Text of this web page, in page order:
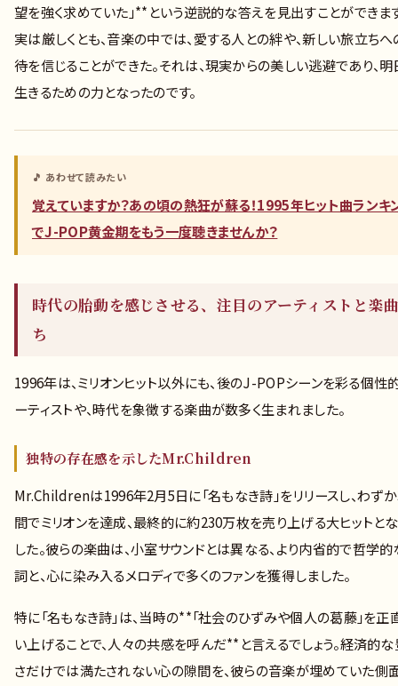
望を強く求めていた」**という逆説的な答えを見出すことができま
実は厳しくとも、音楽の中では、愛する人との絆や、新しい旅立ち
待を信じることができた。それは、現実からの美しい逃避であり、
生きるための力となったのです。
🎵 あわせて読みたい
覚えていますか？あの頃の熱狂が蘇る！1995年ヒット曲ランキ
でJ-POP黄金期をもう一度聴きませんか？
時代の胎動を感じさせる、注目のアーティストと楽
ち
1996年は、ミリオンヒット以外にも、後のJ-POPシーンを彩る個性
ーティストや、時代を象徴する楽曲が数多く生まれました。
独特の存在感を示したMr.Children
Mr.Childrenは1996年2月5日に「名もなき詩」をリリースし、わず
間でミリオンを達成、最終的に約230万枚を売り上げる大ヒットと
した。彼らの楽曲は、小室サウンドとは異なる、より内省的で哲学
詞と、心に染み入るメロディで多くのファンを獲得しました。
特に「名もなき詩」は、当時の**「社会のひずみや個人の葛藤」を正
い上げることで、人々の共感を呼んだ**と言えるでしょう。経済的
さだけでは満たされない心の隙間を、彼らの音楽が埋めていた側